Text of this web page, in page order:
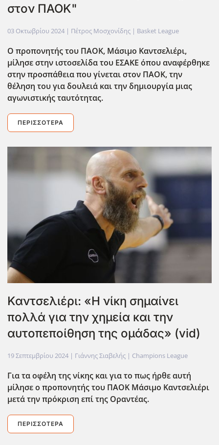
στον ΠΑΟΚ"
03 Οκτωβρίου 2024 | Πέτρος Μοσχονίδης | Basket League
Ο προπονητής του ΠΑΟΚ, Μάσιμο Καντσελιέρι,
μίλησε στην ιστοσελίδα του ΕΣΑΚΕ όπου αναφέρθηκε
στην προσπάθεια που γίνεται στον ΠΑΟΚ, την
θέληση του για δουλειά και την δημιουργία μιας
αγωνιστικής ταυτότητας.
ΠΕΡΙΣΣΌΤΕΡΑ
Καντσελιέρι: «Η νίκη σημαίνει
πολλά για την χημεία και την
αυτοπεποίθηση της ομάδας» (vid)
19 Σεπτεμβρίου 2024 | Γιάννης Σιαβελής | Champions League
Για τα οφέλη της νίκης και για το πως ήρθε αυτή
μίλησε ο προπονητής του ΠΑΟΚ Μάσιμο Καντσελιέρι
μετά την πρόκριση επί της Οραντέας.
ΠΕΡΙΣΣΌΤΕΡΑ